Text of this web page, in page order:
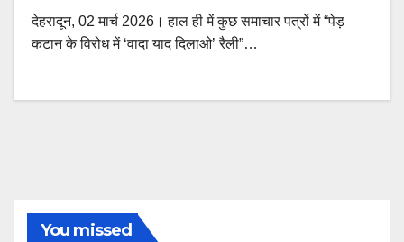
देहरादून, 02 मार्च 2026। हाल ही में कुछ समाचार पत्रों में “पेड़
कटान के विरोध में ‘वादा याद दिलाओ’ रैली”…
You missed